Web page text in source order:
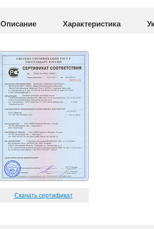
Описание Характеристика
Скачать сертификат